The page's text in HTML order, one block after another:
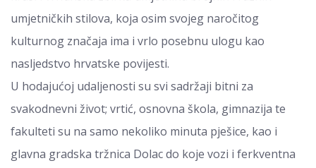
umjetničkih stilova, koja osim svojeg naročitog
kulturnog značaja ima i vrlo posebnu ulogu kao
nasljedstvo hrvatske povijesti.
U hodajućoj udaljenosti su svi sadržaji bitni za
svakodnevni život; vrtić, osnovna škola, gimnazija te
fakulteti su na samo nekoliko minuta pješice, kao i
glavna gradska tržnica Dolac do koje vozi i ferkventna